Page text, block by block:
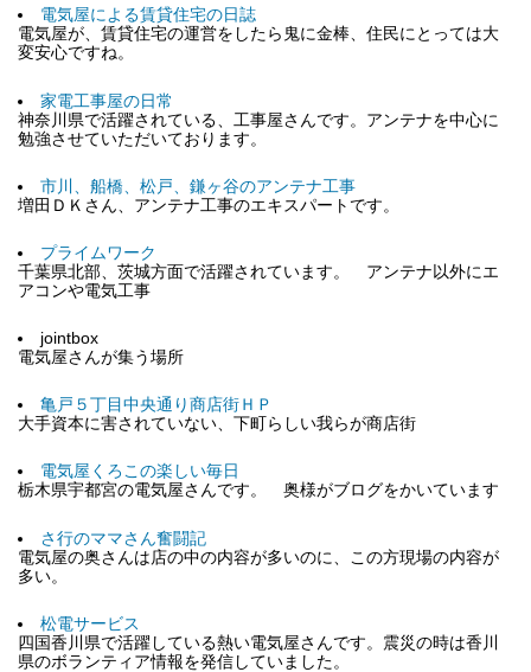
電気屋による賃貸住宅の日誌
電気屋が、賃貸住宅の運営をしたら鬼に金棒、住民にとっては大
変安心ですね。
家電工事屋の日常
神奈川県で活躍されている、工事屋さんです。アンテナを中心に
勉強させていただいております。
市川、船橋、松戸、鎌ヶ谷のアンテナ工事
増田ＤＫさん、アンテナ工事のエキスパートです。
プライムワーク
千葉県北部、茨城方面で活躍されています。 アンテナ以外にエ
アコンや電気工事
jointbox
電気屋さんが集う場所
亀戸５丁目中央通り商店街ＨＰ
大手資本に害されていない、下町らしい我らが商店街
電気屋くろこの楽しい毎日
栃木県宇都宮の電気屋さんです。 奥様がブログをかいています
さ行のママさん奮闘記
電気屋の奥さんは店の中の内容が多いのに、この方現場の内容が
多い。
松電サービス
四国香川県で活躍している熱い電気屋さんです。震災の時は香川
県のボランティア情報を発信していました。